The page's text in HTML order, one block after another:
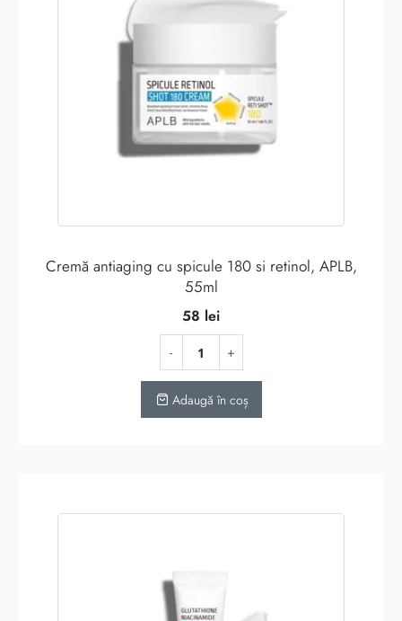
Cremă antiaging cu spicule 180 si retinol, APLB,
55ml
58 lei
Adaugă în coș